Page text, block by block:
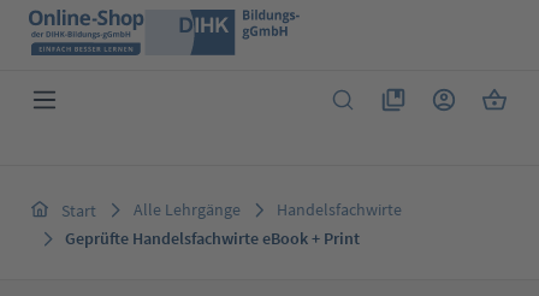
Zum Hauptinhalt springen
Du hast 0 Produkte
Start Alle Lehrgänge
Handelsfachwirte
Geprüfte Handelsfachwirte eBook + Print